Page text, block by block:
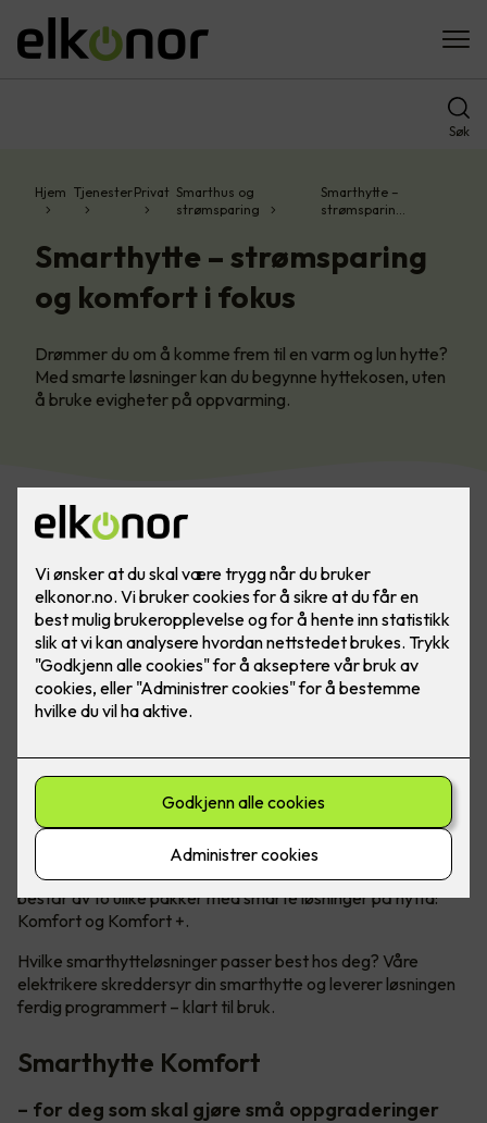
Søk
Hjem TjenesterPrivat Smarthus og
strømsparing
Smarthytte –
strømsparin…
Smarthytte – strømsparing
og komfort i fokus
Drømmer du om å komme frem til en varm og lun hytte?
Med smarte løsninger kan du begynne hyttekosen, uten
å bruke evigheter på oppvarming.
Moderne teknologi kan ta hytteopplevelsen til et nytt nivå!
Micro Matic har nå lansert Smarthytte – et konsept som
består av to ulike pakker med smarte løsninger på hytta:
Komfort og Komfort +.
Hvilke smarthytteløsninger passer best hos deg? Våre
elektrikere skreddersyr din smarthytte og leverer løsningen
ferdig programmert – klart til bruk.
Smarthytte Komfort
– for deg som skal gjøre små oppgraderinger